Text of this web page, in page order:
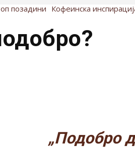
позадини Кофеинска
„Подобро